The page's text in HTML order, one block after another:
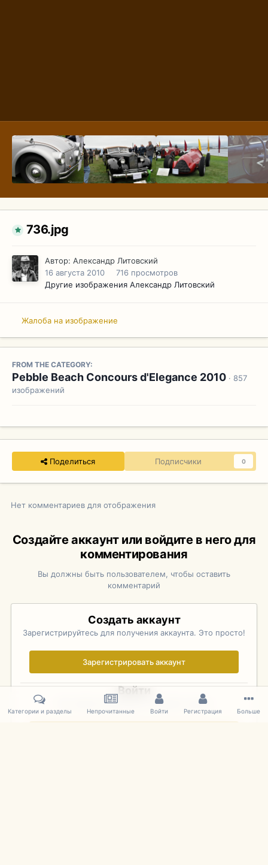
736.jpg
Автор: Александр Литовский
16 августа 2010
716 просмотров
Другие изображения Александр Литовский
Жалоба на изображение
FROM THE CATEGORY:
Pebble Beach Concours d'Elegance 2010 · 857
изображений
Поделиться Подписчики 0
Нет комментариев для отображения
Создайте аккаунт или войдите в него для
комментирования
Вы должны быть пользователем, чтобы оставить
комментарий
Создать аккаунт
Зарегистрируйтесь для получения аккаунта. Это просто!
Зарегистрировать аккаунт
Войти
Уже зарегистрированы? Войдите здесь.
Категории и разделы Непрочитанные Войти Регистрация Больше